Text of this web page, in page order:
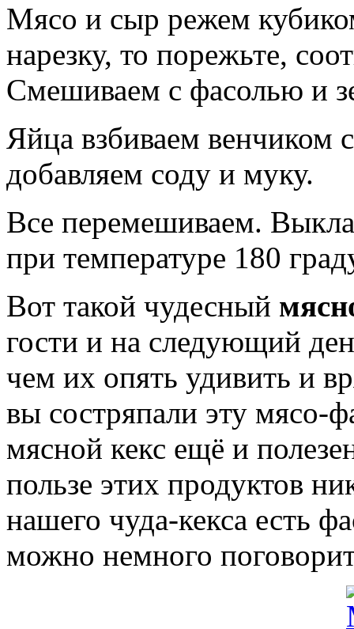
Мясо и сыр режем
нарезку, то порежьте,
Смешиваем с фасолью и
Яйца взбиваем венчиком
добавляем соду и муку.
Все перемешиваем.
при температуре 180
Вот такой чудесный
гости и на следующий
чем их опять удивить и
вы состряпали эту мясо-
мясной кекс ещё и
пользе этих продуктов
нашего чуда-кекса есть
можно немного